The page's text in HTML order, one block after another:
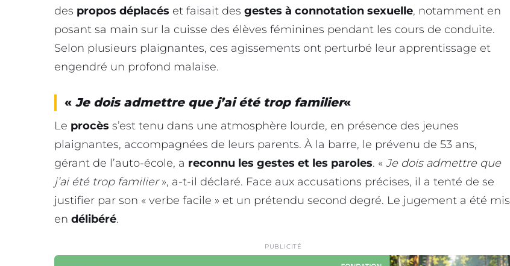
des propos déplacés et faisait des gestes à connotation sexuelle, notamment en
posant sa main sur la cuisse des élèves féminines pendant les cours de conduite.
Selon plusieurs plaignantes, ces agissements ont perturbé leur apprentissage et
engendré un profond malaise.
« Je dois admettre que j’ai été trop familier«
Le procès s’est tenu dans une atmosphère lourde, en présence des jeunes
plaignantes, accompagnées de leurs parents. À la barre, le prévenu de 53 ans,
gérant de l’auto-école, a reconnu les gestes et les paroles. « Je dois admettre que
j’ai été trop familier», a-t-il déclaré. Face aux accusations précises, il a tenté de se
justifier par son « verbe facile » et un prétendu second degré. Le jugement a été mis
en délibéré.
PUBLICITÉ